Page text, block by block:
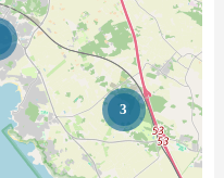
3